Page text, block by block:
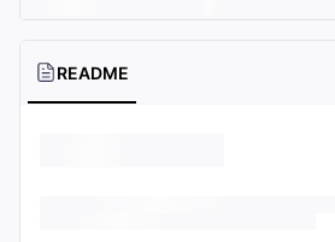
README